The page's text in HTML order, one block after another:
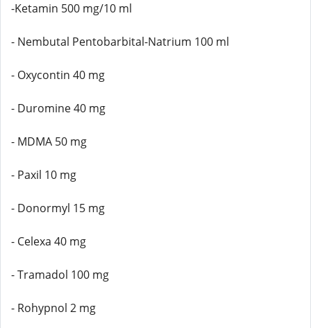
-Ketamin 500 mg/10 ml
- Nembutal Pentobarbital-Natrium 100 ml
- Oxycontin 40 mg
- Duromine 40 mg
- MDMA 50 mg
- Paxil 10 mg
- Donormyl 15 mg
- Celexa 40 mg
- Tramadol 100 mg
- Rohypnol 2 mg